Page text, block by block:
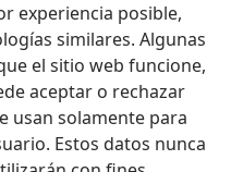
experiencia posible,
similares. Algunas
el sitio web funcione,
aceptar o rechazar
usan solamente para
Estos datos nunca
Watchtower™